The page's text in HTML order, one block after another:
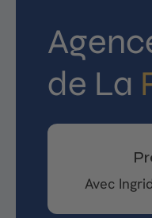
de La
Avec